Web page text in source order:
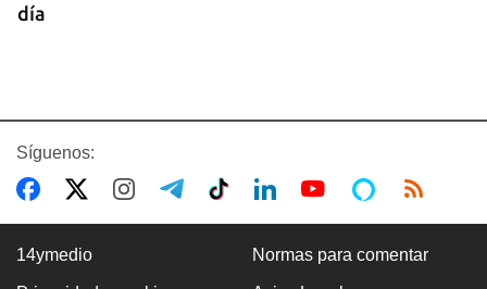
día
Síguenos:
14ymedio Normas para comentar